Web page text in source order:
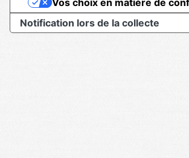
Notification lors de la collecte